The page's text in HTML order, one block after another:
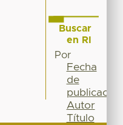
Buscar
en RI
Por
Fecha
de
publicación
Autor
Título